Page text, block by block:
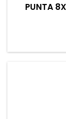
PUNTA